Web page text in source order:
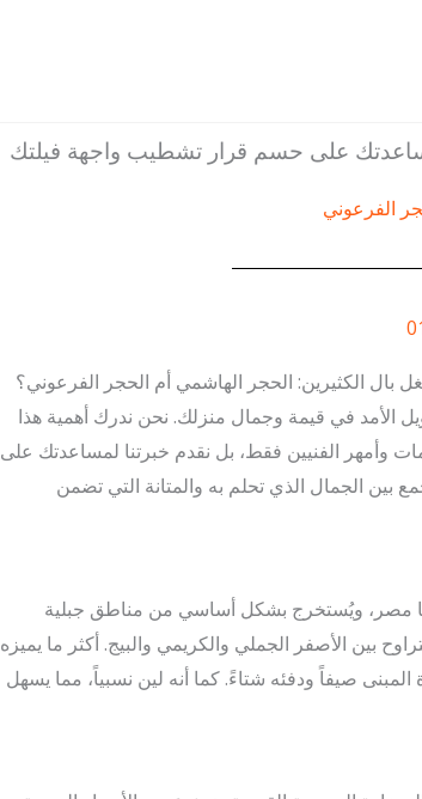
على حسم قرار تشطيب واجهة فيلتك
بال الكثيرين: الحجر الهاشمي أم الحجر الفرعوني؟
الأمد في قيمة وجمال منزلك. نحن ندرك أهمية هذا
وأمهر الفنيين فقط، بل نقدم خبرتنا لمساعدتك على
بين الجمال الذي تحلم به والمتانة التي تضمن
بها مصر، ويُستخرج بشكل أساسي من مناطق جبلية
بين الأصفر الجملي والكريمي والبيج. أكثر ما يميزه
صيفاً ودفئه شتاءً. كما أنه لين نسبياً، مما يسهل